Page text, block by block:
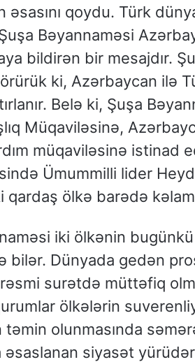
əsasını qoydu. Türk
Bəyannaməsi
bildirən bir mesajdır.
ki, Azərbaycan ilə
Belə ki, Şuşa
Müqaviləsinə,
müqaviləsinə istinad
Ümummilli lider
qardaş ölkə barədə
iki ölkənin
bilər. Dünyada gedən
rəsmi surətdə müttəfiq
ölkələrin
təmin olunmasında
əsaslanan siyasət